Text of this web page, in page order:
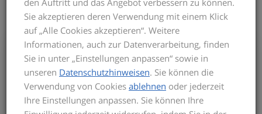
den Auftritt und das Angebot verbessern zu können.
Sie akzeptieren deren Verwendung mit einem Klick
auf „Alle Cookies akzeptieren“. Weitere
Informationen, auch zur Datenverarbeitung, finden
Sie in unter „Einstellungen anpassen“ sowie in
unseren Datenschutzhinweisen. Sie können die
Verwendung von Cookies ablehnen oder jederzeit
Ihre Einstellungen anpassen. Sie können Ihre
Bis zum Inkrafttreten der neuen GOÄ gilt
für die Privatabrechnung die aktuelle
GOÄ-Fassung. Auf dieser basieren die
Seminarinhalte. Zu Beginn des Seminars
informieren wir Sie über den derzeitigen